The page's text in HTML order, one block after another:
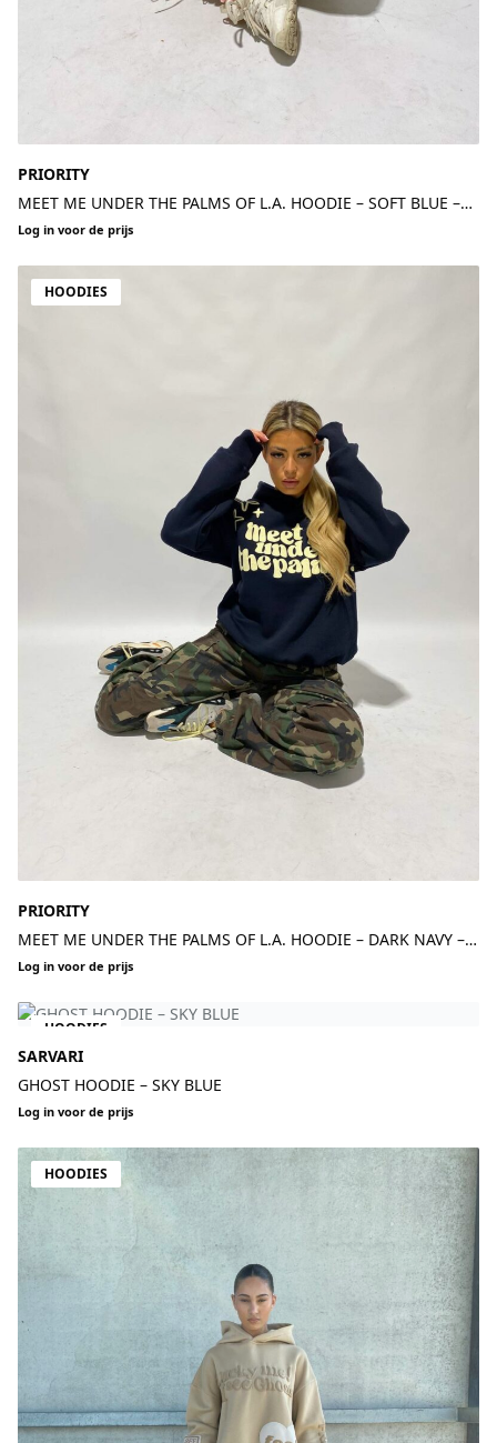
PRIORITY
MEET ME UNDER THE PALMS OF L.A. HOODIE – SOFT BLUE –
PREMIUM QUALITY
Log in voor de prijs
HOODIES
PRIORITY
MEET ME UNDER THE PALMS OF L.A. HOODIE – DARK NAVY –
PREMIUM QUALITY
Log in voor de prijs
HOODIES
SARVARI
GHOST HOODIE – SKY BLUE
Log in voor de prijs
HOODIES